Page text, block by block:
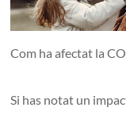
Com ha afectat la
Si has notat un